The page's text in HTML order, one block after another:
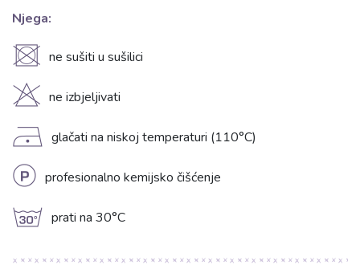
Njega:
U ne sušiti u sušilici
H ne izbjeljivati
D glačati na niskoj temperaturi (110°C)
L profesionalno kemijsko čišćenje
g prati na 30°C